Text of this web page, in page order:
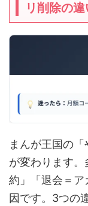
リ削除の違
まんが王国の
が変わります
約」「退会＝
因です。3つの